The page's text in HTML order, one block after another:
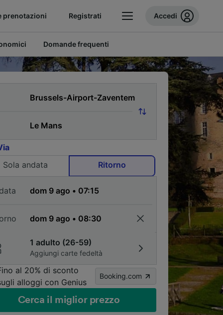
prenotazioni Registrati Accedi
Domande frequenti
Sola andata
Ritorno
1 adulto (26-59)
Aggiungi carte fedeltà
al 20% di sconto
alloggi con Genius
Booking.com
Cerca il miglior prezzo